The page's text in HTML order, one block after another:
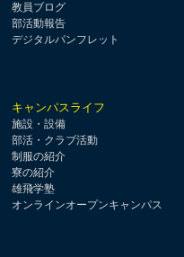
教員ブログ
部活動報告
デジタルパンフレット
キャンパスライフ
施設・設備
部活・クラブ活動
制服の紹介
寮の紹介
雄飛学塾
オンラインオープンキャンパス